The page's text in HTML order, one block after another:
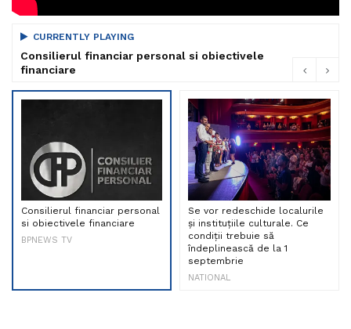
CURRENTLY PLAYING
Consilierul financiar personal si obiectivele
financiare
Consilierul financiar personal
si obiectivele financiare
BPNEWS TV
Se vor redeschide localurile
și instituțiile culturale. Ce
condiții trebuie să
îndeplinească de la 1
septembrie
NATIONAL